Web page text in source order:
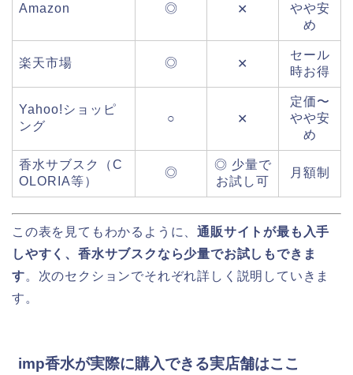
Amazon ◎ ✕
やや安
め
楽天市場 ◎ ✕
セール
時お得
Yahoo!ショッピ
ング
○ ✕
定価〜
やや安
め
香水サブスク（C
OLORIA等）
◎
◎ 少量で
お試し可
月額制
この表を見てもわかるように、通販サイトが最も入手
しやすく、香水サブスクなら少量でお試しもできま
す。次のセクションでそれぞれ詳しく説明していきま
す。
imp香水が実際に購入できる実店舗はここ